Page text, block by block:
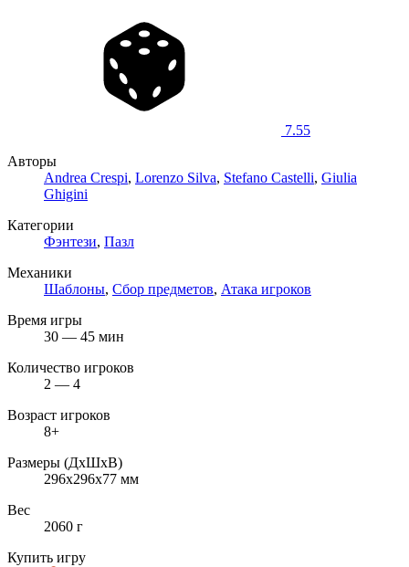
7.55
Авторы
Andrea Crespi, Lorenzo Silva, Stefano Castelli, Giulia
Ghigini
Категории
Фэнтези, Пазл
Механики
Шаблоны, Сбор предметов, Атака игроков
Время игры
30 — 45 мин
Количество игроков
2 — 4
Возраст игроков
8+
Размеры (ДxШxВ)
296x296x77 мм
Вес
2060 г
Купить игру